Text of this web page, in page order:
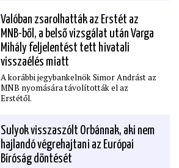
Valóban zsarolhatták az Erstét az
MNB-ből, a belső vizsgálat után Varga
Mihály feljelentést tett hivatali
visszaélés miatt
A korábbi jegybankelnök Simor Andrást az
MNB nyomására távolították el az
Erstétől.
Sulyok visszaszólt Orbánnak, aki nem
hajlandó végrehajtani az Európai
Bíróság döntését